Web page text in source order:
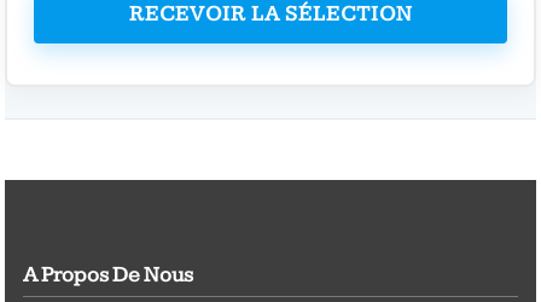
RECEVOIR LA SÉLECTION
A Propos De Nous